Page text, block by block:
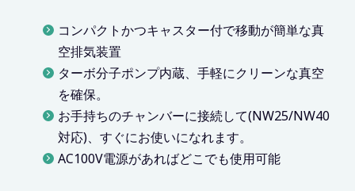
コンパクトかつキャスター付で移動が簡単な真
空排気装置
ターボ分子ポンプ内蔵、手軽にクリーンな真空
を確保。
お手持ちのチャンバーに接続して(NW25/NW40
対応)、すぐにお使いになれます。
AC100V電源があればどこでも使用可能